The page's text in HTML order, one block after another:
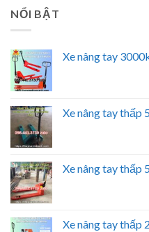
NỔI BẬT
Xe nâng tay
Xe nâng tay thấp
Xe nâng tay thấp
Xe nâng tay thấp